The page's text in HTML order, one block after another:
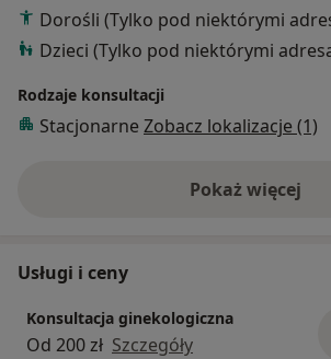
Dorośli (Tylko pod niektórymi
Dzieci (Tylko pod niektórymi
Rodzaje konsultacji
Stacjonarne Zobacz lokalizacje (1)
Pokaż więcej
o
Usługi i ceny
Konsultacja ginekologiczna
Od 200 zł Szczegóły